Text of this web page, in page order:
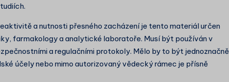
a nutnosti přesného zacházení je tento materiál určen
farmakology a analytické laboratoře. Musí být používán v
a regulačními protokoly. Mělo by to být jednoznačně
účely nebo mimo autorizovaný vědecký rámec je přísně